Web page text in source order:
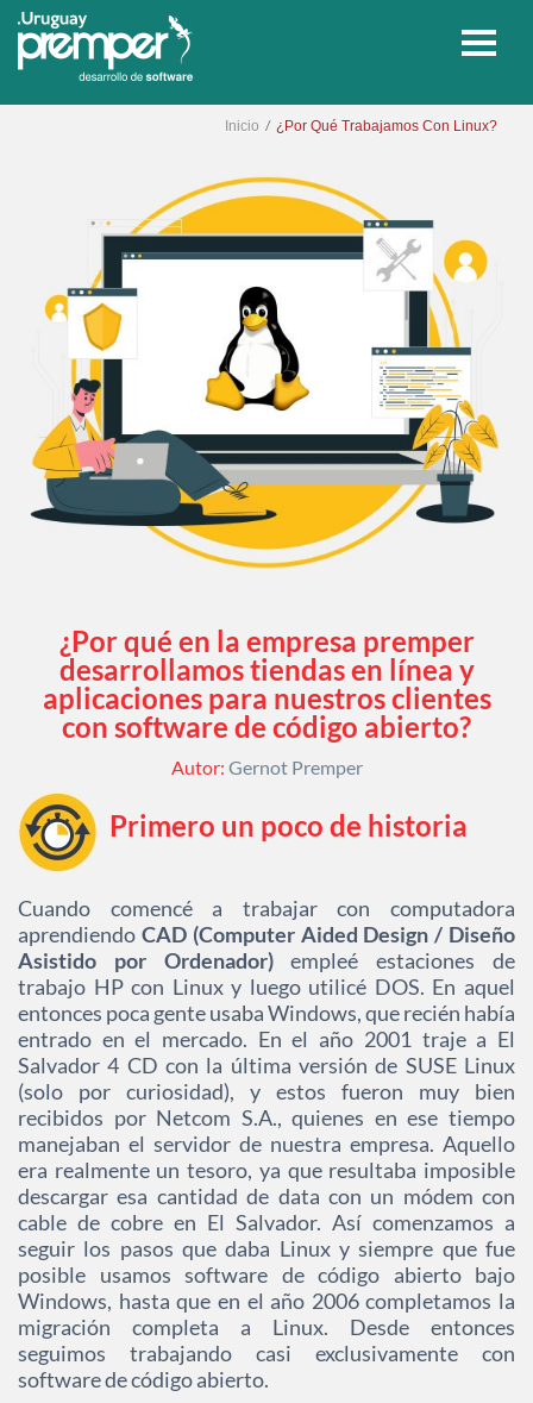
Inicio / ¿Por Qué Trabajamos Con Linux?
¿Por qué en la empresa premper
desarrollamos tiendas en línea y
aplicaciones para nuestros clientes
con software de código abierto?
Autor: Gernot Premper
Primero un poco de historia
Cuando comencé a trabajar con computadora
aprendiendo CAD (Computer Aided Design / Diseño
Asistido por Ordenador)empleé estaciones de
trabajo HP con Linux y luego utilicé DOS. En aquel
entonces poca gente usaba Windows, que recién había
entrado en el mercado. En el año 2001 traje a El
Salvador 4 CD con la última versión de SUSE Linux
(solo por curiosidad), y estos fueron muy bien
recibidos por Netcom S.A., quienes en ese tiempo
manejaban el servidor de nuestra empresa. Aquello
era realmente un tesoro, ya que resultaba imposible
descargar esa cantidad de data con un módem con
cable de cobre en El Salvador. Así comenzamos a
seguir los pasos que daba Linux y siempre que fue
posible usamos software de código abierto bajo
Windows, hasta que en el año 2006 completamos la
migración completa a Linux. Desde entonces
seguimos trabajando casi exclusivamente con
software de código abierto.